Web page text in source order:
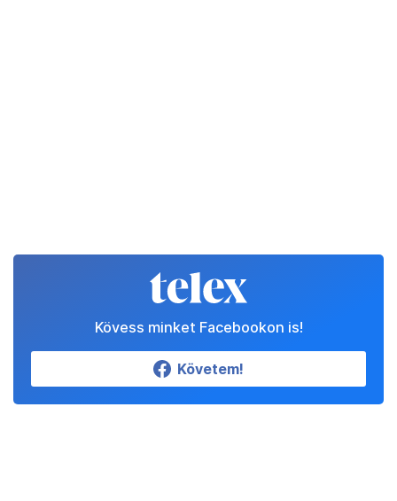
Kövess minket Facebookon is!
Követem!